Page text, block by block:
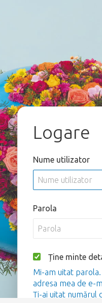
Logare
Nume utilizator
Parola
Ține minte
Mi-am uitat
adresa mea de e-
Ți-ai uitat numărul